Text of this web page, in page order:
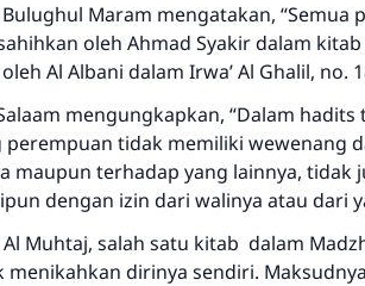
Maram mengatakan, “Semua
oleh Ahmad Syakir dalam
oleh Al Albani dalam Irwa’ Al Ghalil,
mengungkapkan, “Dalam
tidak memiliki wewenang
maupun terhadap yang lainnya, tidak
dengan izin dari walinya atau dari
Muhtaj, salah satu kitab dalam
dirinya sendiri.
suatu kebaikan, meka dia akan
yang sama dengan orang yang
melakukannya"
MUSLIM, 1893
Saham